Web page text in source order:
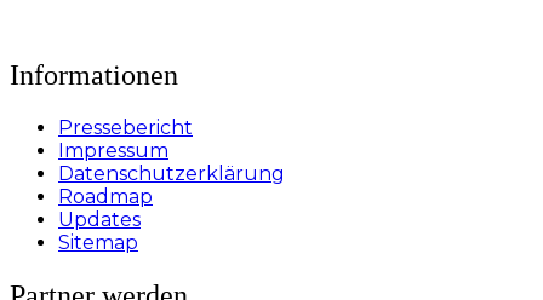
Informationen
Pressebericht
Impressum
Datenschutzerklärung
Roadmap
Updates
Sitemap